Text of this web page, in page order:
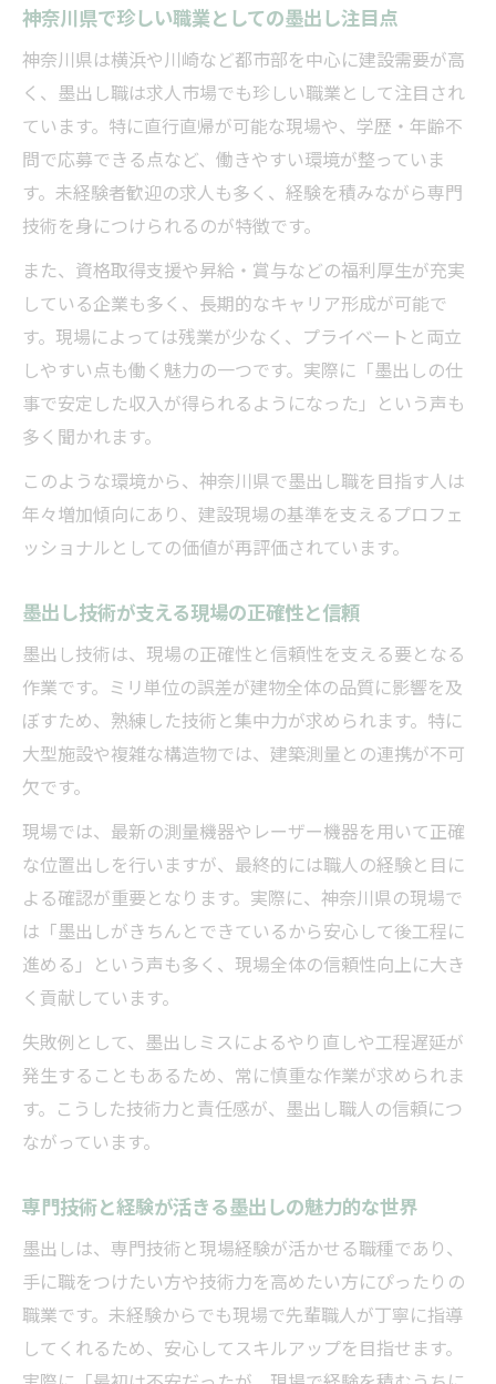
安定収入と技術習得が叶う墨出し職の実態
墨出し職が安定した収入を得られる理由
技術習得で広がる墨出し職の将来性
現場経験と墨出し技術の両立が強み
昇給や福利厚生が充実した墨出し職の魅力
安定雇用を実現する墨出しの働き方
墨出し職で描ける多彩なキャリアパス
建築現場で磨ける墨出しの専門スキル
資格取得がキャリアアップに直結する墨出
し
未経験からでも昇給可能な墨出し職の魅力
現場経験を活かせる墨出しの成長機会
神奈川県で珍しい職業としての墨出し注目点
神奈川県は横浜や川崎など都市部を中心に建設需要が高
く、墨出し職は求人市場でも珍しい職業として注目され
ています。特に直行直帰が可能な現場や、学歴・年齢不
問で応募できる点など、働きやすい環境が整っていま
す。未経験者歓迎の求人も多く、経験を積みながら専門
技術を身につけられるのが特徴です。
また、資格取得支援や昇給・賞与などの福利厚生が充実
している企業も多く、長期的なキャリア形成が可能で
す。現場によっては残業が少なく、プライベートと両立
しやすい点も働く魅力の一つです。実際に「墨出しの仕
事で安定した収入が得られるようになった」という声も
多く聞かれます。
このような環境から、神奈川県で墨出し職を目指す人は
年々増加傾向にあり、建設現場の基準を支えるプロフェ
ッショナルとしての価値が再評価されています。
墨出し技術が支える現場の正確性と信頼
墨出し技術は、現場の正確性と信頼性を支える要となる
作業です。ミリ単位の誤差が建物全体の品質に影響を及
ぼすため、熟練した技術と集中力が求められます。特に
大型施設や複雑な構造物では、建築測量との連携が不可
欠です。
現場では、最新の測量機器やレーザー機器を用いて正確
な位置出しを行いますが、最終的には職人の経験と目に
よる確認が重要となります。実際に、神奈川県の現場で
は「墨出しがきちんとできているから安心して後工程に
進める」という声も多く、現場全体の信頼性向上に大き
く貢献しています。
失敗例として、墨出しミスによるやり直しや工程遅延が
発生することもあるため、常に慎重な作業が求められま
す。こうした技術力と責任感が、墨出し職人の信頼につ
ながっています。
専門技術と経験が活きる墨出しの魅力的な世界
墨出しは、専門技術と現場経験が活かせる職種であり、
手に職をつけたい方や技術力を高めたい方にぴったりの
職業です。未経験からでも現場で先輩職人が丁寧に指導
してくれるため、安心してスキルアップを目指せます。